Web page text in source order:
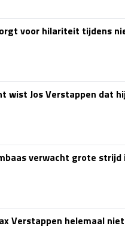
voor hilariteit tijdens
wist Jos Verstappen dat
verwacht grote
Verstappen helemaal